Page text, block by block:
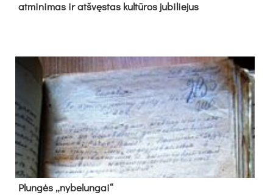
at­mi­ni­mas ir at­švęs­tas kul­tū­ros ju­bi­lie­jus
Plun­gės „ny­be­lun­gai“